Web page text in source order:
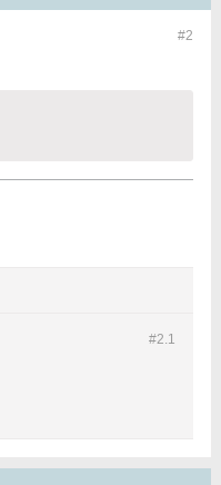
#2
#2.1